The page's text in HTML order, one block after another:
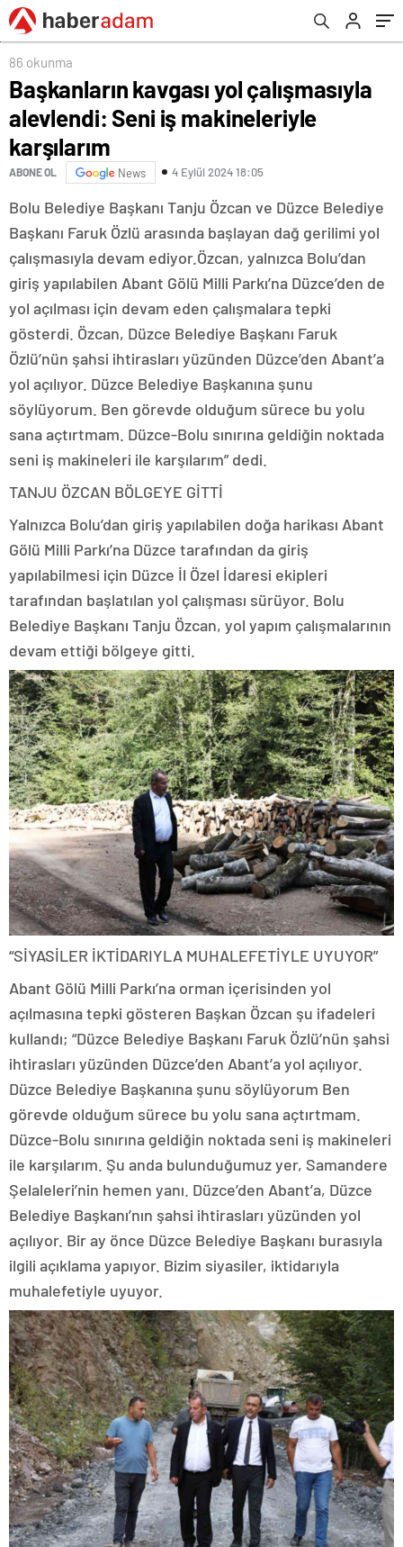
86 okunma
Başkanların kavgası yol çalışmasıyla
alevlendi: Seni iş makineleriyle
karşılarım
ABONE OL News 4 Eylül 2024 18:05
Bolu Belediye Başkanı Tanju Özcan ve Düzce Belediye
Başkanı Faruk Özlü arasında başlayan dağ gerilimi yol
çalışmasıyla devam ediyor.Özcan, yalnızca Bolu’dan
giriş yapılabilen Abant Gölü Milli Parkı’na Düzce’den de
yol açılması için devam eden çalışmalara tepki
gösterdi. Özcan, Düzce Belediye Başkanı Faruk
Özlü’nün şahsi ihtirasları yüzünden Düzce’den Abant’a
yol açılıyor. Düzce Belediye Başkanına şunu
söylüyorum. Ben görevde olduğum sürece bu yolu
sana açtırtmam. Düzce-Bolu sınırına geldiğin noktada
seni iş makineleri ile karşılarım” dedi.
TANJU ÖZCAN BÖLGEYE GİTTİ
Yalnızca Bolu’dan giriş yapılabilen doğa harikası Abant
Gölü Milli Parkı’na Düzce tarafından da giriş
yapılabilmesi için Düzce İl Özel İdaresi ekipleri
tarafından başlatılan yol çalışması sürüyor. Bolu
Belediye Başkanı Tanju Özcan, yol yapım çalışmalarının
devam ettiği bölgeye gitti.
“SİYASİLER İKTİDARIYLA MUHALEFETİYLE UYUYOR”
Abant Gölü Milli Parkı’na orman içerisinden yol
açılmasına tepki gösteren Başkan Özcan şu ifadeleri
kullandı; “Düzce Belediye Başkanı Faruk Özlü’nün şahsi
ihtirasları yüzünden Düzce’den Abant’a yol açılıyor.
Düzce Belediye Başkanına şunu söylüyorum Ben
görevde olduğum sürece bu yolu sana açtırtmam.
Düzce-Bolu sınırına geldiğin noktada seni iş makineleri
ile karşılarım. Şu anda bulunduğumuz yer, Samandere
Şelaleleri’nin hemen yanı. Düzce’den Abant’a, Düzce
Belediye Başkanı’nın şahsi ihtirasları yüzünden yol
açılıyor. Bir ay önce Düzce Belediye Başkanı burasıyla
ilgili açıklama yapıyor. Bizim siyasiler, iktidarıyla
muhalefetiyle uyuyor.